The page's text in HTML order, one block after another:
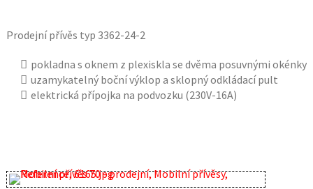
Prodejní přívěs typ 3362-24-2
pokladna s oknem z plexiskla se dvěma posuvnými okénky
uzamykatelný boční výklop a sklopný odkládací pult
elektrická přípojka na podvozku (230V-16A)